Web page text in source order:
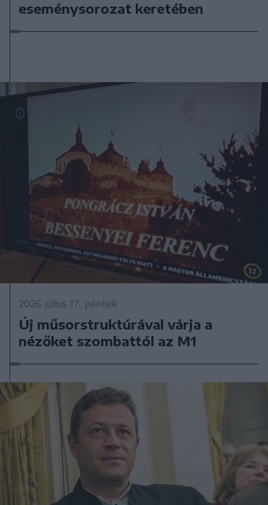
eseménysorozat keretében
2026. július 17., péntek
Új műsorstruktúrával várja a
nézőket szombattól az M1